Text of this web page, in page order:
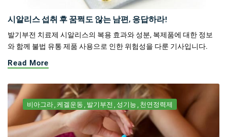
시알리스 섭취 후 꿈쩍도 않는 남편, 응답하라!
발기부전 치료제 시알리스의 복용 효과와 성분, 복제품에 대한 정보
와 함께 불법 유통 제품 사용으로 인한 위험성을 다룬 기사입니다.
Read More
비아그라 케겔운동 발기부전 성기능 천연정력제